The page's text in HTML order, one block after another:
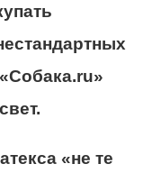
«не те